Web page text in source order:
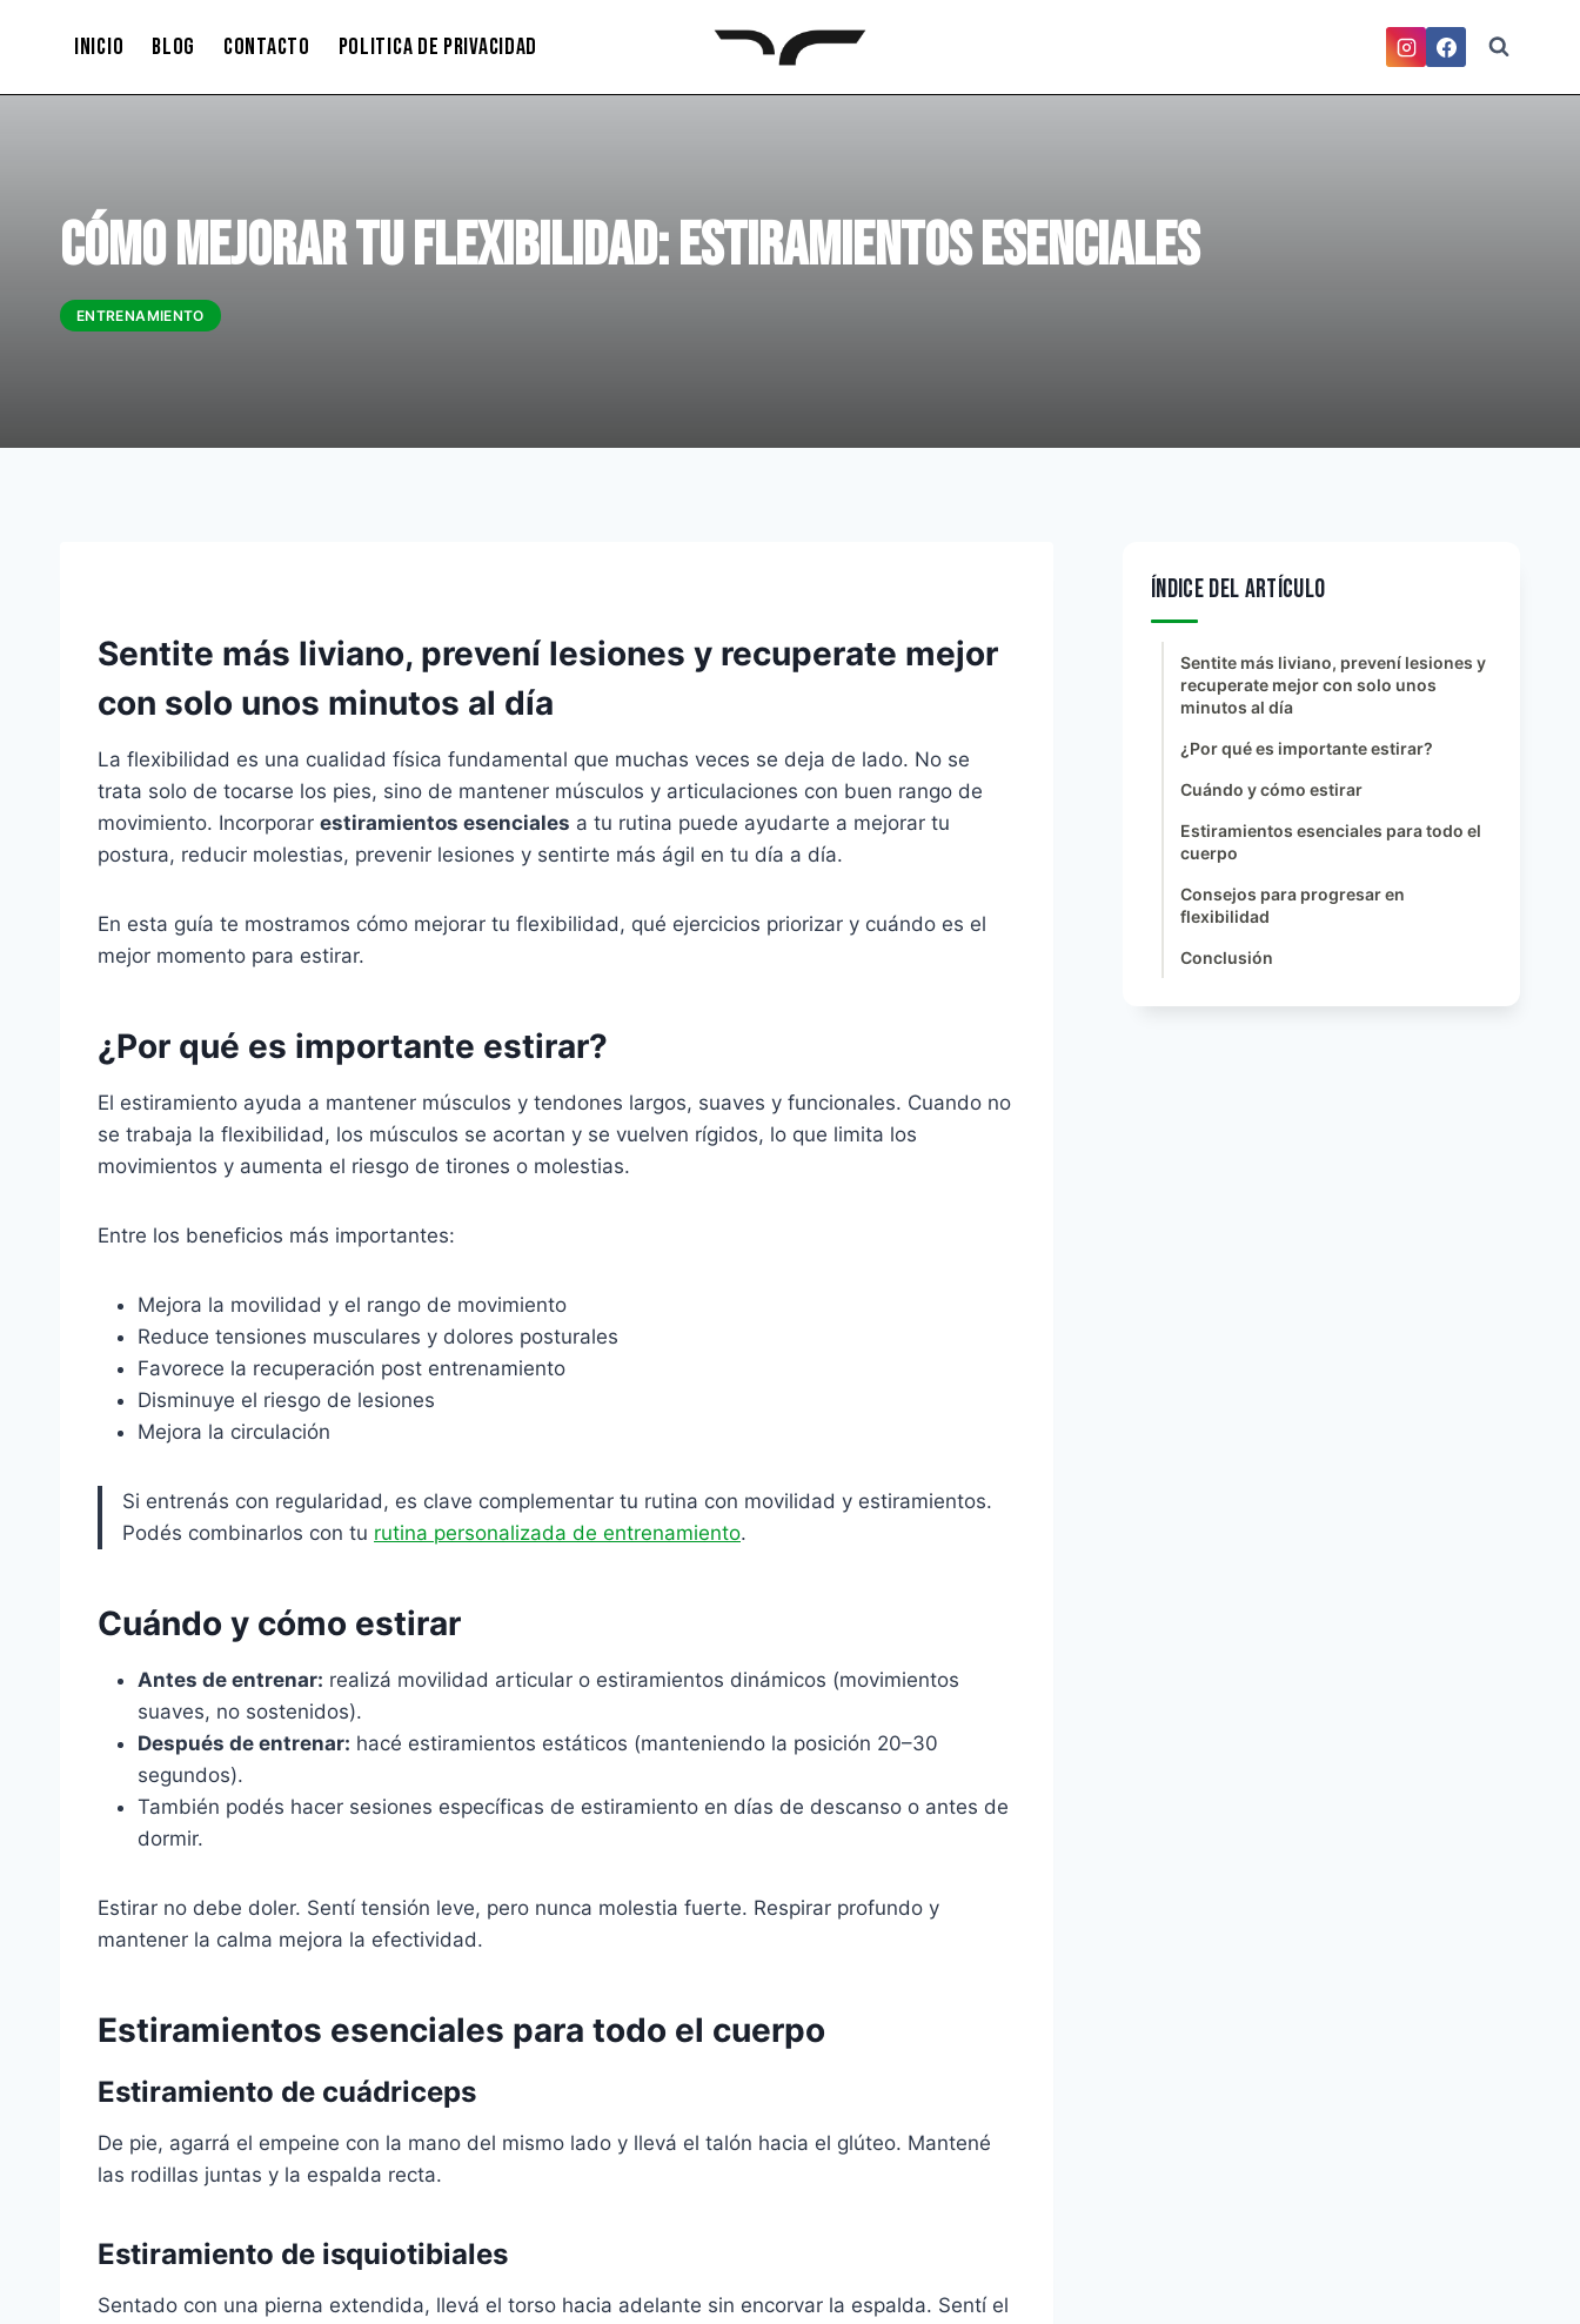
INICIO BLOG CONTACTO POLITICA DE PRIVACIDAD
ENTRENAMIENTO
Cómo Mejorar tu Flexibilidad: Estiramientos Esenciales
Sentite más liviano, prevení lesiones y recuperate mejor
con solo unos minutos al día
La flexibilidad es una cualidad física fundamental que muchas veces se deja de lado. No se
trata solo de tocarse los pies, sino de mantener músculos y articulaciones con buen rango de
movimiento. Incorporar estiramientos esenciales a tu rutina puede ayudarte a mejorar tu
postura, reducir molestias, prevenir lesiones y sentirte más ágil en tu día a día.
En esta guía te mostramos cómo mejorar tu flexibilidad, qué ejercicios priorizar y cuándo es el
mejor momento para estirar.
¿Por qué es importante estirar?
El estiramiento ayuda a mantener músculos y tendones largos, suaves y funcionales. Cuando no
se trabaja la flexibilidad, los músculos se acortan y se vuelven rígidos, lo que limita los
movimientos y aumenta el riesgo de tirones o molestias.
Entre los beneficios más importantes:
Mejora la movilidad y el rango de movimiento
Reduce tensiones musculares y dolores posturales
Favorece la recuperación post entrenamiento
Disminuye el riesgo de lesiones
Mejora la circulación
Si entrenás con regularidad, es clave complementar tu rutina con movilidad y estiramientos.
Podés combinarlos con tu rutina personalizada de entrenamiento.
Cuándo y cómo estirar
Antes de entrenar: realizá movilidad articular o estiramientos dinámicos (movimientos
suaves, no sostenidos).
Después de entrenar: hacé estiramientos estáticos (manteniendo la posición 20–30
segundos).
También podés hacer sesiones específicas de estiramiento en días de descanso o antes de
dormir.
Estirar no debe doler. Sentí tensión leve, pero nunca molestia fuerte. Respirar profundo y
mantener la calma mejora la efectividad.
Estiramientos esenciales para todo el cuerpo
Estiramiento de cuádriceps
De pie, agarrá el empeine con la mano del mismo lado y llevá el talón hacia el glúteo. Mantené
las rodillas juntas y la espalda recta.
Estiramiento de isquiotibiales
Sentado con una pierna extendida, llevá el torso hacia adelante sin encorvar la espalda. Sentí el
ÍNDICE DEL ARTÍCULO
Sentite más liviano, prevení lesiones y
recuperate mejor con solo unos
minutos al día
¿Por qué es importante estirar?
Cuándo y cómo estirar
Estiramientos esenciales para todo el
cuerpo
Consejos para progresar en
flexibilidad
Conclusión